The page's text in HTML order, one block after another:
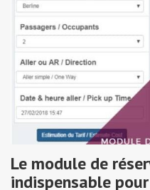
Le module de
indispensable